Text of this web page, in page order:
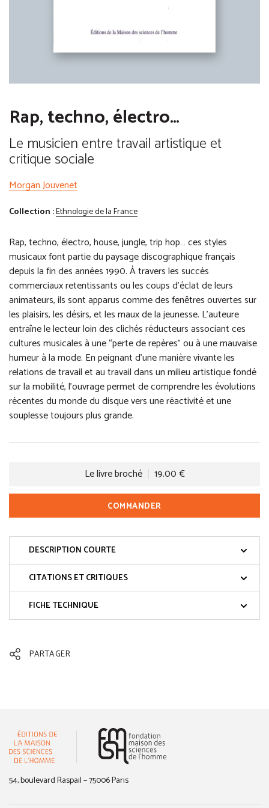
Rap, techno, électro…
Le musicien entre travail artistique et
critique sociale
Morgan Jouvenet
Collection :Ethnologie de la France
Rap, techno, électro, house, jungle, trip hop… ces styles
musicaux font partie du paysage discographique français
depuis la fin des années 1990. À travers les succès
commerciaux retentissants ou les coups d’éclat de leurs
animateurs, ils sont apparus comme des fenêtres ouvertes sur
les plaisirs, les désirs, et les maux de la jeunesse. L’auteure
entraîne le lecteur loin des clichés réducteurs associant ces
cultures musicales à une “perte de repères” ou à une mauvaise
humeur à la mode. En peignant d’une manière vivante les
relations de travail et au travail dans un milieu artistique fondé
sur la mobilité, l’ouvrage permet de comprendre les évolutions
récentes du monde du disque vers une réactivité et une
souplesse toujours plus grande.
Le livre broché 19.00 €
COMMANDER
DESCRIPTION COURTE
CITATIONS ET CRITIQUES
FICHE TECHNIQUE
PARTAGER
54, boulevard Raspail – 75006 Paris